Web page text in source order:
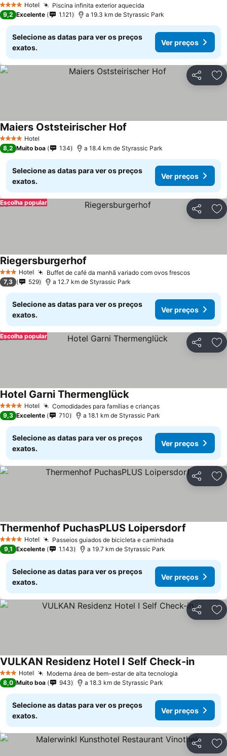
4 EstrelasHotel Piscina infinita exterior aquecida
9,2 Excelente 1.121 a 19.3 km de Styrassic Park
Selecione as datas para ver os preços
exatos.
Ver preços
Partilhar
4 EstrelasHotel
Maiers Oststeirischer Hof
8,2 Muito boa 134 a 18.4 km de Styrassic Park
Selecione as datas para ver os preços
exatos.
Ver preços
Partilhar
Escolha popular
3 EstrelasHotel Buffet de café da manhã variado com ovos frescos
Riegersburgerhof
7,3 529 a 12.7 km de Styrassic Park
Selecione as datas para ver os preços
exatos.
Ver preços
Partilhar
Escolha popular
4 EstrelasHotel Comodidades para famílias e crianças
Hotel Garni Thermenglück
9,3 Excelente 710 a 18.1 km de Styrassic Park
Selecione as datas para ver os preços
exatos.
Ver preços
Partilhar
4 EstrelasHotel Passeios guiados de bicicleta e caminhada
Thermenhof PuchasPLUS Loipersdorf
9,1 Excelente 1.143 a 19.7 km de Styrassic Park
Selecione as datas para ver os preços
exatos.
Ver preços
Partilhar
3 EstrelasHotel Moderna área de bem-estar de alta tecnologia
VULKAN Residenz Hotel I Self Check-in
8,0 Muito boa 943 a 18.3 km de Styrassic Park
Selecione as datas para ver os preços
exatos.
Ver preços
Partilhar